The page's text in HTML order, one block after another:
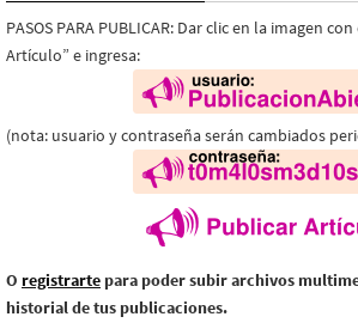
PASOS PARA PUBLICAR: Dar clic en la imagen
Artículo” e ingresa:
(nota: usuario y contraseña serán cambiados
O registrarte para poder subir archivos
historial de tus publicaciones.